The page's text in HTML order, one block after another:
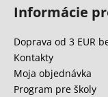
Informácie
Doprava od 3 EUR
Kontakty
Moja objednávka
Program pre školy